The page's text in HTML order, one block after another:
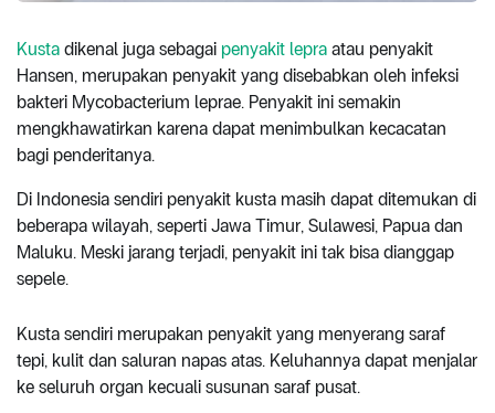
Kusta dikenal juga sebagai penyakit lepra atau penyakit
Hansen, merupakan penyakit yang disebabkan oleh infeksi
bakteri Mycobacterium leprae. Penyakit ini semakin
mengkhawatirkan karena dapat menimbulkan kecacatan
bagi penderitanya.
Di Indonesia sendiri penyakit kusta masih dapat ditemukan di
beberapa wilayah, seperti Jawa Timur, Sulawesi, Papua dan
Maluku. Meski jarang terjadi, penyakit ini tak bisa dianggap
sepele.
Kusta sendiri merupakan penyakit yang menyerang saraf
tepi, kulit dan saluran napas atas. Keluhannya dapat menjalar
ke seluruh organ kecuali susunan saraf pusat.